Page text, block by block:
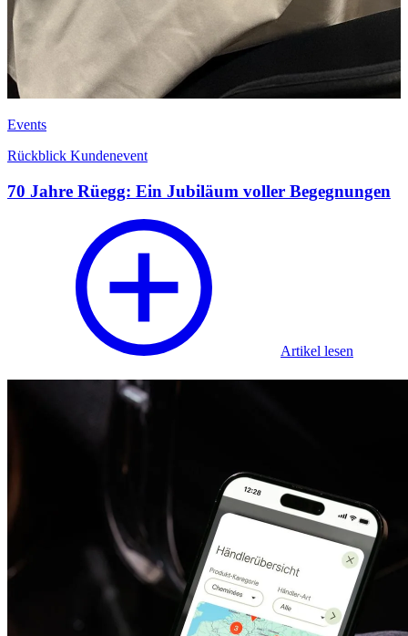
Events
Rückblick Kundenevent
70 Jahre Rüegg: Ein Jubiläum voller Begegnungen
Artikel lesen